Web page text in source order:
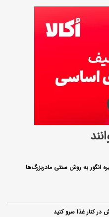
انگور به روش سنتی مادربزرگ‌ها
در کنار غذا سرو کنید